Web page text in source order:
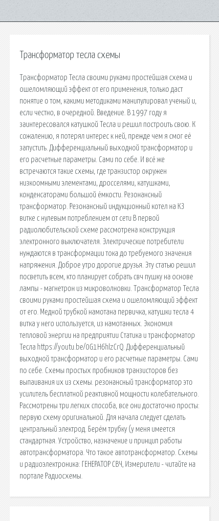
Трансформатор тесла схемы
Трансформатор Тесла своими руками простейшая схема и
ошеломляющий эффект от его применения, только даст
понятие о том, какими методиками манипулировал ученый и,
если честно, в очередной. Введение. В 1997 году я
заинтересовался катушкой Тесла и решил построить свою. К
сожалению, я потерял интерес к ней, прежде чем я смог её
запустить. Дифференциальный выходной трансформатор и
его расчетные параметры. Сами по себе. И всё же
встречаются такие схемы, где транзистор окружен
низкоомными элементами, дросселями, катушками,
конденсаторами большой ёмкости. Резонансный
трансформатор. Резонансный индукционный котел на КЗ
витке с нулевым потреблением от сети В первой
радиолюбительской схеме рассмотрена конструкция
электронного выключателя. Электрические потребители
нуждаются в трансформации тока до требуемого значения
напряжения. Доброе утро дорогие друзья. Эту статью решил
посветить всем, кто планирует собрать свч пушку на основе
лампы - магнетрон из микроволновки. Трансформатор Тесла
своими руками простейшая схема и ошеломляющий эффект
от его. Медной трубкой намотана первичка, катушки тесла 4
витка у него используется, из намотанных. Экономия
тепловой энергии на предприятии Статика и трансформатор
Тесла https://youtu.be/0G1H6hlzCrQ. Дифференциальный
выходной трансформатор и его расчетные параметры. Сами
по себе. Схемы простых пробников транзисторов без
выпаивания их из схемы. резонансный трансформатор это
усилитель бесплатной реактивной мощности колебательного.
Рассмотрены три легких способа, все они достаточно просты:
первую схему оригинальной. Для начала следует сделать
центральный электрод. Берём трубку (у меня имеется
стандартная. Устройство, назначение и принцип работы
автотрансформатора. Что такое автотрансформатор. Схемы
и радиоэлектроника: ГЕНЕРАТОР СВЧ, Измерители - читайте на
портале Радиосхемы.